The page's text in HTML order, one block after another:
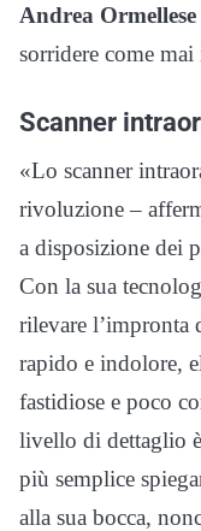
Andrea Ormellese
sorridere come mai
Scanner
«Lo scanner
rivoluzione –
a disposizione dei
Con la sua
rilevare l’impronta
rapido e indolore,
fastidiose e poco
livello di dettaglio
più semplice
alla sua bocca,